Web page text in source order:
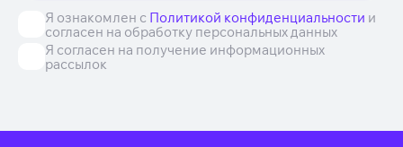
Я ознакомлен с Политикой конфиденциальности и
согласен на обработку персональных данных
Я согласен на получение информационных
рассылок